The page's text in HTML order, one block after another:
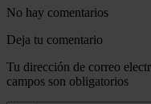
No hay comentarios
Deja tu comentario
Tu dirección de correo
campos son obligatorios